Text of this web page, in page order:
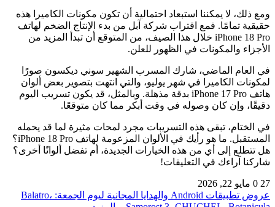
ومع ذلك، لا يمكننا استبعاد احتمالية أن تكون مكونات الكاميرا هذه
حقيقية تمامًا. فمع اقتراب شركة آبل من بدء الإنتاج الضخم لهاتف
iPhone 18 Pro خلال هذا الصيف، من المتوقع أن تبدأ المزيد من
الأجزاء والمكونات في الظهور للعلن.
في العام الماضي، شارك المسرب الشهير سوني ديكسون صورًا
لمكونات الكاميرا في شهر يوليو، والتي انتهت بتصوير بعض ألوان
هاتف iPhone 17 Pro بدقة مذهلة. وبالمثل، قد يكون تسريب اليوم
دقيقًا، وإن كان وصوله في وقت أبكر مما كان متوقعًا.
في الختام، تبقى هذه التسريبات مجرد لمحات مثيرة لما قد يحمله
المستقبل. ما هو رأيك في الألوان المزعومة لهاتف iPhone 18 Pro؟
هل تتطلع إلى أي من هذه الخيارات الجديدة، أم تفضل ألوانًا أخرى؟
شاركنا آراءك في التعليقات!
27
0 مايو 22, 2026
عروض تطبيقات Android والهدايا المجانية ليوم الجمعة: Balatro،